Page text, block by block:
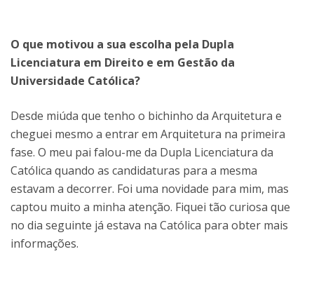
O que motivou a sua escolha pela Dupla
Licenciatura em Direito e em Gestão da
Universidade Católica?
Desde miúda que tenho o bichinho da Arquitetura e
cheguei mesmo a entrar em Arquitetura na primeira
fase. O meu pai falou-me da Dupla Licenciatura da
Católica quando as candidaturas para a mesma
estavam a decorrer. Foi uma novidade para mim, mas
captou muito a minha atenção. Fiquei tão curiosa que
no dia seguinte já estava na Católica para obter mais
informações.